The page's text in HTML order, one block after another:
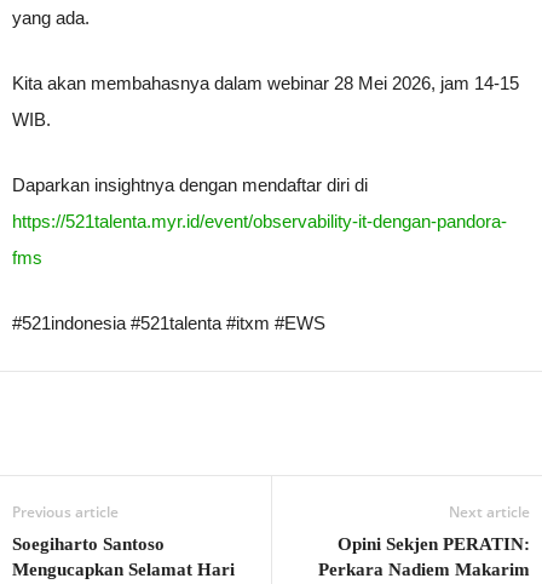
yang ada.
Kita akan membahasnya dalam webinar 28 Mei 2026, jam 14-15
WIB.
Daparkan insightnya dengan mendaftar diri di
https://521talenta.myr.id/event/observability-it-dengan-pandora-
fms
#521indonesia #521talenta #itxm #EWS
Previous article
Soegiharto Santoso
Mengucapkan Selamat Hari
Next article
Opini Sekjen PERATIN:
Perkara Nadiem Makarim